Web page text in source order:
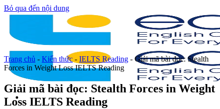
Bỏ qua đến nội dung
Trang chủ - Kiến thức - IELTS Reading - Giải mã bài đọc: Stealth
Forces in Weight Loss IELTS Reading
Giải mã bài đọc: Stealth Forces in Weight
Loss IELTS Reading